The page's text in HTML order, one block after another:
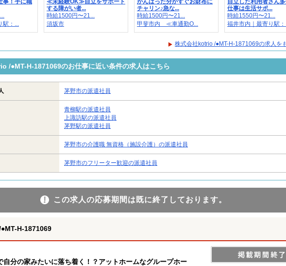
事！手に職
駅：...
≪未経験OK≫自立をサポート
する障がい者...
時給1500円〜21...
須坂市
がんばった分がすぐお財布に
チャリン♪急な...
時給1500円〜21...
甲斐市内 ≪車通勤O...
自立した利用者さん
仕事は生活サポ...
時給1550円〜21...
福井市内｜最寄り駅
株式会社kotrio /●MT-H-1871069の求人を
/●MT-H-1871069のお仕事に近い条件の求人はこちら
茅野市の派遣社員
青柳駅の派遣社員
上諏訪駅の派遣社員
茅野駅の派遣社員
茅野市の介護職 無資格（施設介護）の派遣社員
茅野市のフリーター歓迎の派遣社員
この求人の応募期間は既に終了しております。
H-1871069
自分の家みたいに落ち着く！？アットホームなグループホー